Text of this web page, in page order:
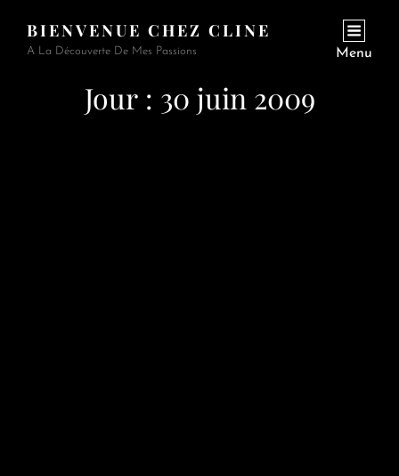
BIENVENUE CHEZ CLINE
A La Découverte De Mes Passions Menu
Jour : 30 juin 2009